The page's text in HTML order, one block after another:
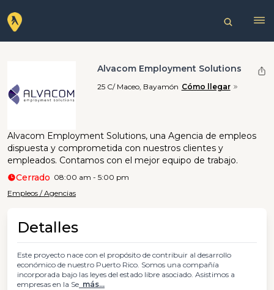
Alvacom Employment Solutions
25 C/ Maceo, Bayamón Cómo llegar
Alvacom Employment Solutions, una Agencia de empleos
dispuesta y comprometida con nuestros clientes y
empleados. Contamos con el mejor equipo de trabajo.
Cerrado 08:00 am - 5:00 pm
Empleos / Agencias
Detalles
Este proyecto nace con el propósito de contribuir al desarrollo
económico de nuestro Puerto Rico. Somos una compañía
incorporada bajo las leyes del estado libre asociado. Asistimos a
empresas en la Se más...